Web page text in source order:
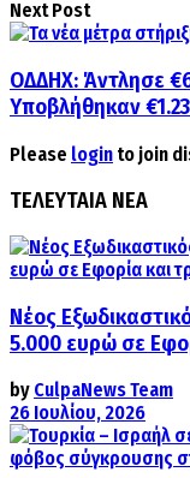
Next Post
ΟΔΔΗΧ: Άντλησε
Υποβλήθηκαν
Please login to join
ΤΕΛΕΥΤΑΙΑ ΝΕΑ
Νέος
5.000 ευρώ σε
by CulpaNews Team
26 Ιουλίου, 2026